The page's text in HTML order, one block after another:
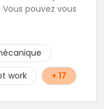
Vous pouvez vous
work + 17